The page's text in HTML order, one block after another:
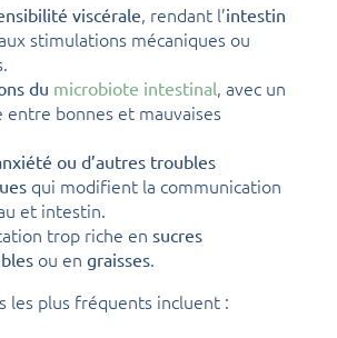
viscérale, rendant l’intestin
stimulations mécaniques ou
du microbiote intestinal, avec un
entre bonnes et mauvaises
ou d’autres troubles
qui modifient la communication
et intestin.
trop riche en sucres
ou en graisses.
les plus fréquents incluent :